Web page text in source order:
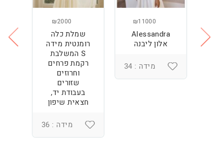
₪11000
Alessandra
אלון ליבנה
מידה : 34
₪2000
שמלת כלה
רומנטית מידה
S המשלבת
רקמת פרחים
וחרוזים
שזורים
בעבודת יד,
חצאית שיפון
מידה : 36